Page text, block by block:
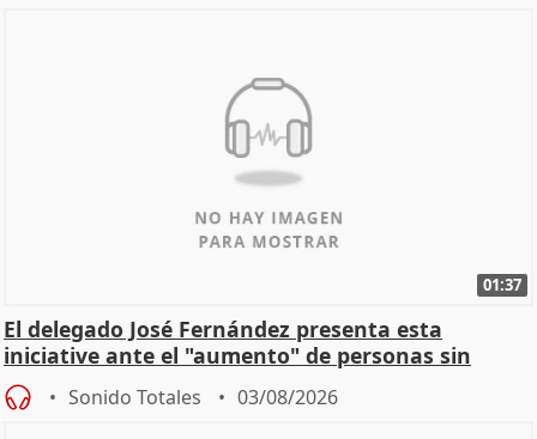
01:37
El delegado José Fernández presenta esta
iniciative ante el "aumento" de personas sin
hogar en Madri
Sonido Totales 03/08/2026